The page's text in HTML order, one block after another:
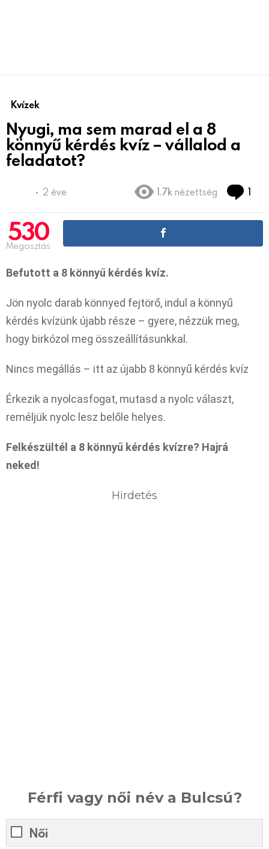
Kvízek
Nyugi, ma sem marad el a 8
könnyű kérdés kvíz – vállalod a
feladatot?
2 éve 1.7k nézettség 1
530
Megosztás
Befutott a 8 könnyű kérdés kvíz.
Jön nyolc darab könnyed fejtörő, indul a könnyű
kérdés kvízünk újabb része – gyere, nézzük meg,
hogy birkózol meg összeállításunkkal.
Nincs megállás – itt az újabb 8 könnyű kérdés kvíz
Érkezik a nyolcasfogat, mutasd a nyolc választ,
reméljük nyolc lesz belőle helyes.
Felkészültél a 8 könnyű kérdés kvízre? Hajrá
neked!
Hirdetés
Férfi vagy női név a Bulcsú?
Női